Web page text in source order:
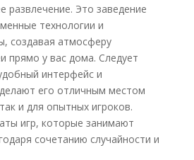
развлечение. Это заведение
технологии и
создавая атмосферу
прямо у вас дома. Следует
интерфейс и
его отличным местом
и для опытных игроков.
игр, которые занимают
сочетанию случайности и